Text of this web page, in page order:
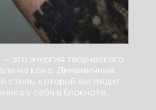
это энергия творческого
на коже. Динамичный,
стиль, который выглядит
у себя в блокноте.